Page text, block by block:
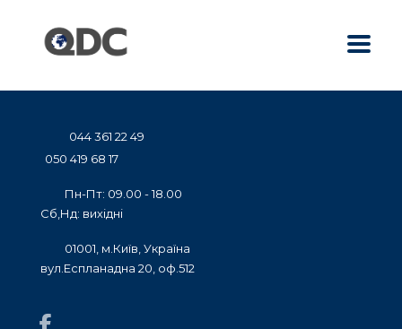
044 361 22 49
050 419 68 17
Пн-Пт: 09.00 - 18.00
Сб,Нд: вихідні
01001, м.Київ, Україна
вул.Еспланадна 20, оф.512